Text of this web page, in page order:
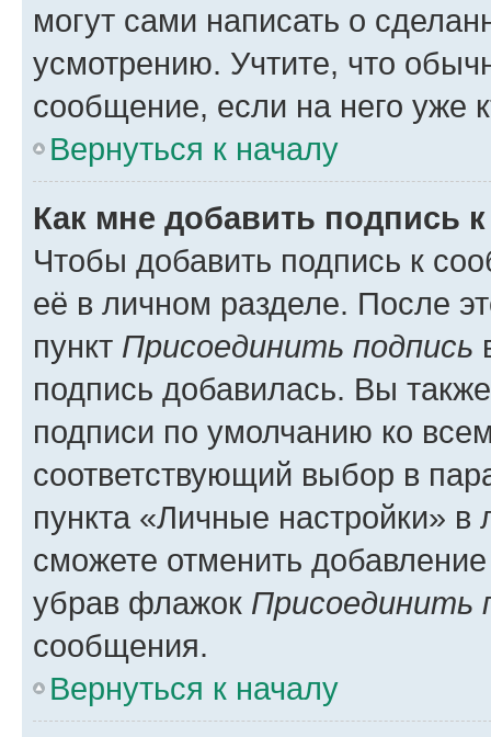
могут сами написать о
усмотрению. Учтите, что
сообщение, если на него уже
Вернуться к началу
Как мне добавить подпись
Чтобы добавить подпись к
её в личном разделе. После
пункт Присоединить подпись
подпись добавилась. Вы
подписи по умолчанию ко
соответствующий выбор в
пункта «Личные настройки»
сможете отменить
убрав флажок Присоединить
сообщения.
Вернуться к началу